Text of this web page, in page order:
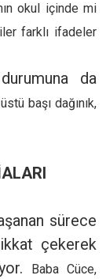
okul içinde mi
farklı ifadeler
da
başı dağınık,
sürece
çekerek
Baba Cüce,